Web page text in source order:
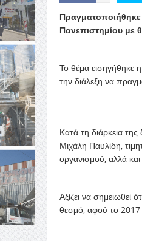
Πανεπιστημίου με
Το θέμα εισηγήθηκε
την διάλεξη να
Κατά τη διάρκεια
Μιχάλη Παυλίδη,
οργανισμού, αλλά
Αξίζει να
θεσμό, αφού το 2017